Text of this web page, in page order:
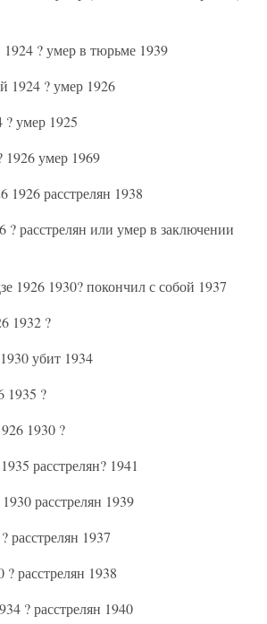
? умер в тюрьме 1939
? умер 1926
умер 1925
умер 1969
1926 расстрелян 1938
расстрелян или умер в заключении
1926 1930? покончил с собой 1937
1932 ?
убит 1934
1935 ?
1930 ?
расстрелян? 1941
расстрелян 1939
расстрелян 1937
расстрелян 1938
? расстрелян 1940